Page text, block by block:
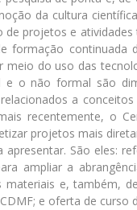
da cultura
projetos e
formação continuada
do uso das
o não formal são
a
recentemente, o
projetos mais
São eles:
ampliar a
e, também,
e oferta de curso